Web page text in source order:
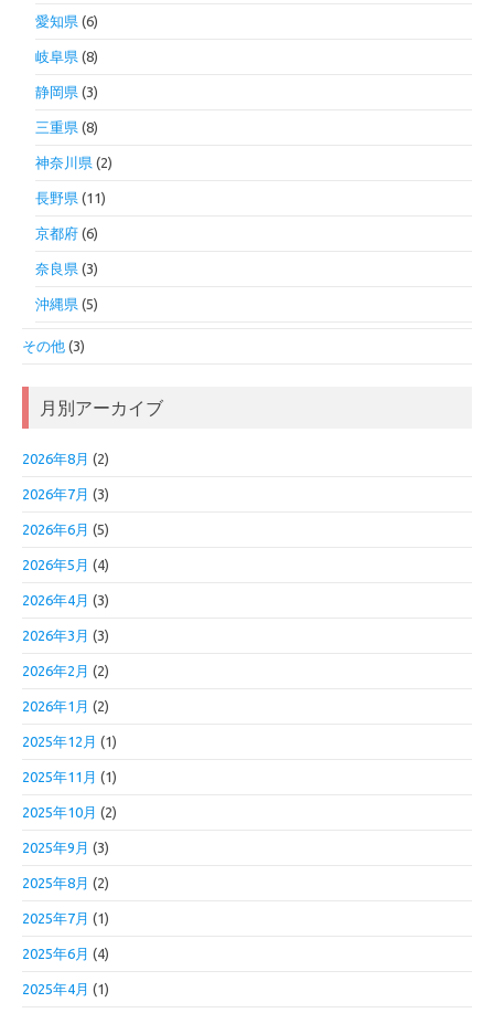
愛知県 (6)
岐阜県 (8)
静岡県 (3)
三重県 (8)
神奈川県 (2)
長野県 (11)
京都府 (6)
奈良県 (3)
沖縄県 (5)
その他 (3)
月別アーカイブ
2026年8月 (2)
2026年7月 (3)
2026年6月 (5)
2026年5月 (4)
2026年4月 (3)
2026年3月 (3)
2026年2月 (2)
2026年1月 (2)
2025年12月 (1)
2025年11月 (1)
2025年10月 (2)
2025年9月 (3)
2025年8月 (2)
2025年7月 (1)
2025年6月 (4)
2025年4月 (1)